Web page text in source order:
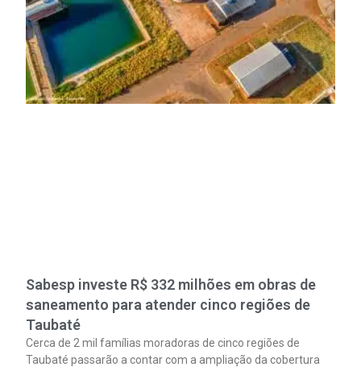
Sabesp investe R$ 332 milhões em obras de
saneamento para atender cinco regiões de
Taubaté
Cerca de 2 mil famílias moradoras de cinco regiões de
Taubaté passarão a contar com a ampliação da cobertura